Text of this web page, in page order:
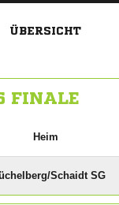
ÜBERSICHT
FINALE
Heim
​Schaidt SG